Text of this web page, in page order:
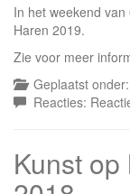
In het weekend
Haren 2019.
Zie voor meer
Geplaatst onder:
Reacties:
Kunst